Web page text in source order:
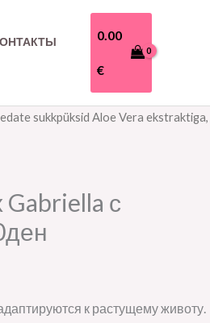
0.00
€
sukkpüksid Aloe Vera ekstraktiga,
с
к растущему животу.